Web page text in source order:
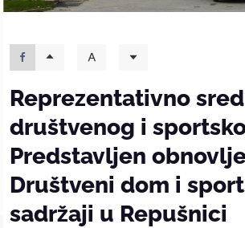
Reprezentativno
društvenog i
Predstavljen
Društveni dom i
sadržaji u Repušnici